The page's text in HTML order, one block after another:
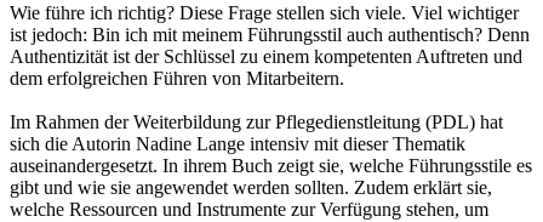
Wie führe ich richtig? Diese Frage stellen sich viele. Viel wichtiger
ist jedoch: Bin ich mit meinem Führungsstil auch authentisch? Denn
Authentizität ist der Schlüssel zu einem kompetenten Auftreten und
dem erfolgreichen Führen von Mitarbeitern.
Im Rahmen der Weiterbildung zur Pflegedienstleitung (PDL) hat
sich die Autorin Nadine Lange intensiv mit dieser Thematik
auseinandergesetzt. In ihrem Buch zeigt sie, welche Führungsstile es
gibt und wie sie angewendet werden sollten. Zudem erklärt sie,
welche Ressourcen und Instrumente zur Verfügung stehen, um